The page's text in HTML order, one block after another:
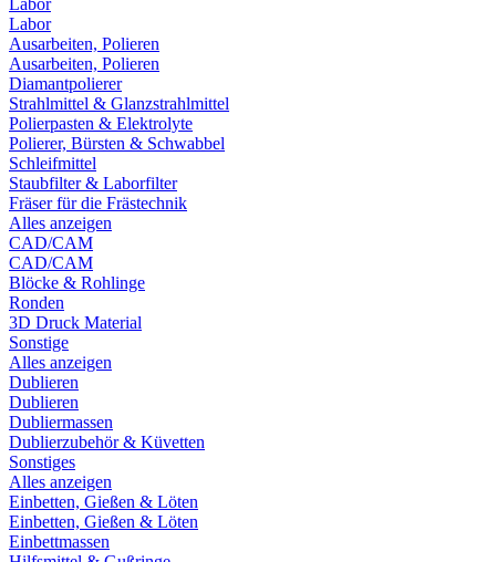
Labor
Labor
Ausarbeiten, Polieren
Ausarbeiten, Polieren
Diamantpolierer
Strahlmittel & Glanzstrahlmittel
Polierpasten & Elektrolyte
Polierer, Bürsten & Schwabbel
Schleifmittel
Staubfilter & Laborfilter
Fräser für die Frästechnik
Alles anzeigen
CAD/CAM
CAD/CAM
Blöcke & Rohlinge
Ronden
3D Druck Material
Sonstige
Alles anzeigen
Dublieren
Dublieren
Dubliermassen
Dublierzubehör & Küvetten
Sonstiges
Alles anzeigen
Einbetten, Gießen & Löten
Einbetten, Gießen & Löten
Einbettmassen